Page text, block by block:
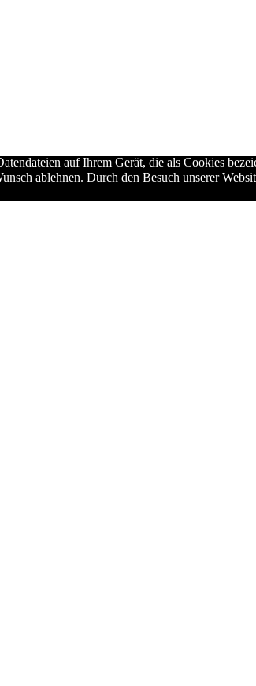
auf Ihrem Gerät, die als Cookies
ablehnen. Durch den Besuch unserer